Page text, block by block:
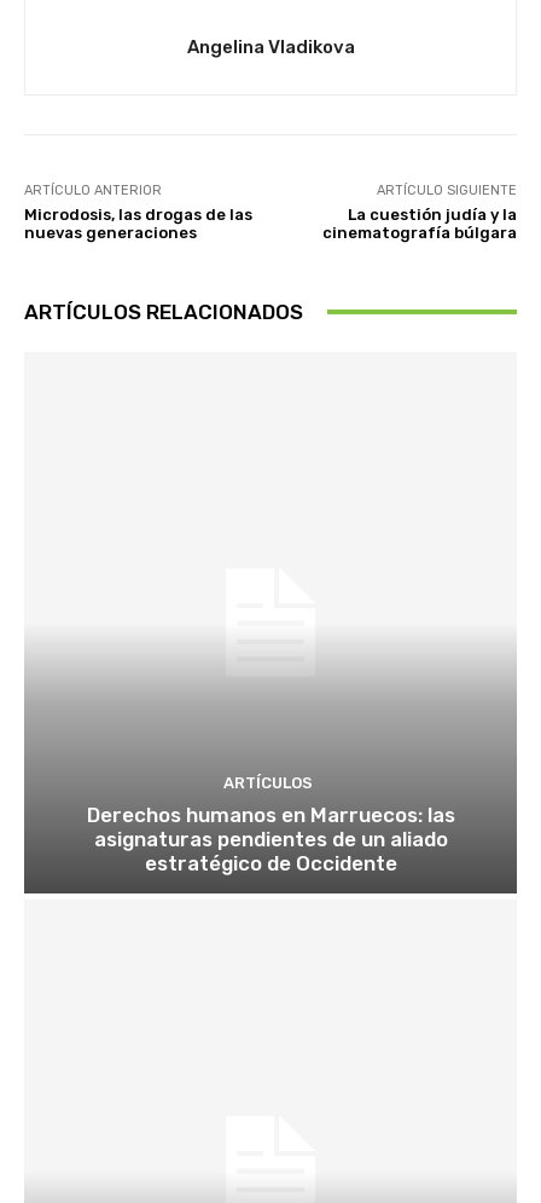
Angelina Vladikova
ARTÍCULO ANTERIOR
Microdosis, las drogas de las
nuevas generaciones
ARTÍCULO SIGUIENTE
La cuestión judía y la
cinematografía búlgara
ARTÍCULOS RELACIONADOS
ARTÍCULOS
Derechos humanos en Marruecos: las
asignaturas pendientes de un aliado
estratégico de Occidente